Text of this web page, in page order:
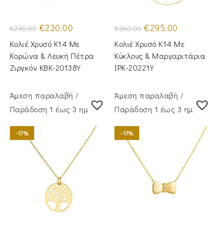
€290.00 Original
price
was:
€290.00.
€230.00
τιμή
είναι:
€230.00.
Κολιέ Χρυσό Κ14 Με
Κορώνα & Λευκή Πέτρα
Ζιργκόν KBK-20138Y
€360.00 Original
price
was:
€360.00.
€295.00
τιμή
είναι:
€295.00.
Κολιέ Χρυσό Κ14 Με
Κύκλους & Μαργαριτάρια
IPK-20221Y
Άμεση παραλαβή /
Παράδoση 1 έως 3 ημέρες
-17%
Άμεση παραλαβή /
Παράδoση 1 έως 3 ημέρες
-17%